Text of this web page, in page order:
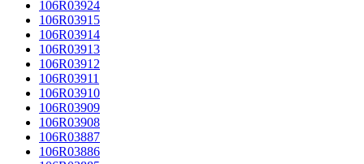
106R03924
106R03915
106R03914
106R03913
106R03912
106R03911
106R03910
106R03909
106R03908
106R03887
106R03886